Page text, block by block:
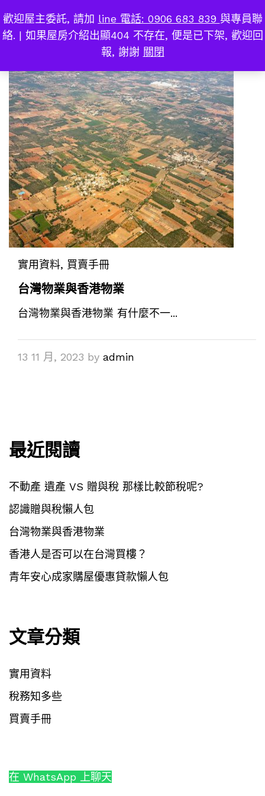
歡迎屋主委託, 請加 line 電話: 0906 683 839 與專員聯
絡. | 如果屋房介紹出顯404 不存在, 便是已下架, 歡迎回
報, 謝謝 關閉
有用資料 0
實用資料, 買賣手冊
台灣物業與香港物業
台灣物業與香港物業 有什麼不一...
13 11 月, 2023 by admin
最近閱讀
不動產 遺產 VS 贈與稅 那樣比較節稅呢?
認識贈與稅懶人包
台灣物業與香港物業
香港人是否可以在台灣買樓？
青年安心成家購屋優惠貸款懶人包
文章分類
實用資料
稅務知多些
買賣手冊
在 WhatsApp 上聊天